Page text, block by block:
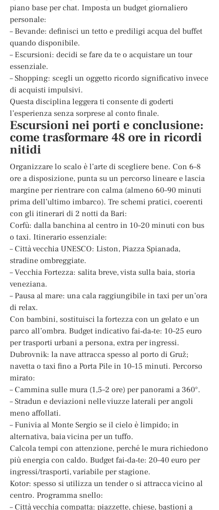
piano base per chat. Imposta un budget giornaliero
personale:
– Bevande: definisci un tetto e prediligi acqua del buffet
quando disponibile.
– Escursioni: decidi se fare da te o acquistare un tour
essenziale.
– Shopping: scegli un oggetto ricordo significativo invece
di acquisti impulsivi.
Questa disciplina leggera ti consente di goderti
l’esperienza senza sorprese al conto finale.
Escursioni nei porti e conclusione:
come trasformare 48 ore in ricordi
nitidi
Organizzare lo scalo è l’arte di scegliere bene. Con 6–8
ore a disposizione, punta su un percorso lineare e lascia
margine per rientrare con calma (almeno 60–90 minuti
prima dell’ultimo imbarco). Tre schemi pratici, coerenti
con gli itinerari di 2 notti da Bari:
Corfù: dalla banchina al centro in 10–20 minuti con bus
o taxi. Itinerario essenziale:
– Città vecchia UNESCO: Liston, Piazza Spianada,
stradine ombreggiate.
– Vecchia Fortezza: salita breve, vista sulla baia, storia
veneziana.
– Pausa al mare: una cala raggiungibile in taxi per un’ora
di relax.
Con bambini, sostituisci la fortezza con un gelato e un
parco all’ombra. Budget indicativo fai‑da‑te: 10–25 euro
per trasporti urbani a persona, extra per ingressi.
Dubrovnik: la nave attracca spesso al porto di Gruž;
navetta o taxi fino a Porta Pile in 10–15 minuti. Percorso
mirato:
– Cammina sulle mura (1,5–2 ore) per panorami a 360°.
– Stradun e deviazioni nelle viuzze laterali per angoli
meno affollati.
– Funivia al Monte Sergio se il cielo è limpido; in
alternativa, baia vicina per un tuffo.
Calcola tempi con attenzione, perché le mura richiedono
più energia con caldo. Budget fai‑da‑te: 20–40 euro per
ingressi/trasporti, variabile per stagione.
Kotor: spesso si utilizza un tender o si attracca vicino al
centro. Programma snello:
– Città vecchia compatta: piazzette, chiese, bastioni a